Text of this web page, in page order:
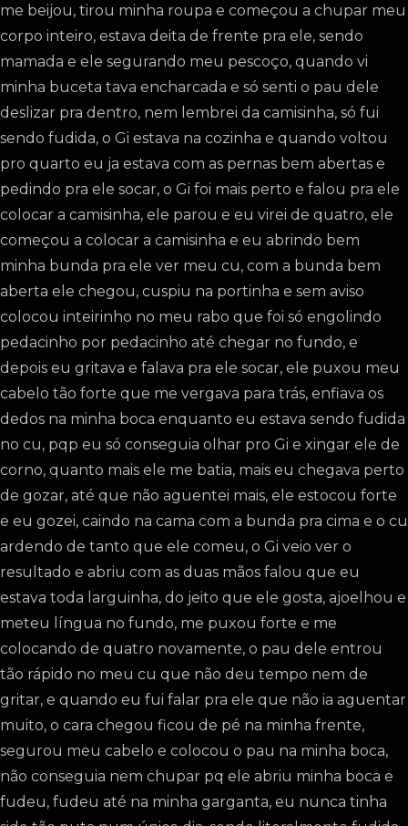
me beijou, tirou minha roupa e começou a chupar meu
corpo inteiro, estava deita de frente pra ele, sendo
mamada e ele segurando meu pescoço, quando vi
minha buceta tava encharcada e só senti o pau dele
deslizar pra dentro, nem lembrei da camisinha, só fui
sendo fudida, o Gi estava na cozinha e quando voltou
pro quarto eu ja estava com as pernas bem abertas e
pedindo pra ele socar, o Gi foi mais perto e falou pra ele
colocar a camisinha, ele parou e eu virei de quatro, ele
começou a colocar a camisinha e eu abrindo bem
minha bunda pra ele ver meu cu, com a bunda bem
aberta ele chegou, cuspiu na portinha e sem aviso
colocou inteirinho no meu rabo que foi só engolindo
pedacinho por pedacinho até chegar no fundo, e
depois eu gritava e falava pra ele socar, ele puxou meu
cabelo tão forte que me vergava para trás, enfiava os
dedos na minha boca enquanto eu estava sendo fudida
no cu, pqp eu só conseguia olhar pro Gi e xingar ele de
corno, quanto mais ele me batia, mais eu chegava perto
de gozar, até que não aguentei mais, ele estocou forte
e eu gozei, caindo na cama com a bunda pra cima e o cu
ardendo de tanto que ele comeu, o Gi veio ver o
resultado e abriu com as duas mãos falou que eu
estava toda larguinha, do jeito que ele gosta, ajoelhou e
meteu língua no fundo, me puxou forte e me
colocando de quatro novamente, o pau dele entrou
tão rápido no meu cu que não deu tempo nem de
gritar, e quando eu fui falar pra ele que não ia aguentar
muito, o cara chegou ficou de pé na minha frente,
segurou meu cabelo e colocou o pau na minha boca,
não conseguia nem chupar pq ele abriu minha boca e
fudeu, fudeu até na minha garganta, eu nunca tinha